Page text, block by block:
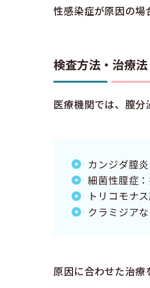
性感染症が原因の場
検査方法・治療法
医療機関では、膣分
カンジダ膣
細菌性膣症
トリコモナ
クラミジア
原因に合わせた治療